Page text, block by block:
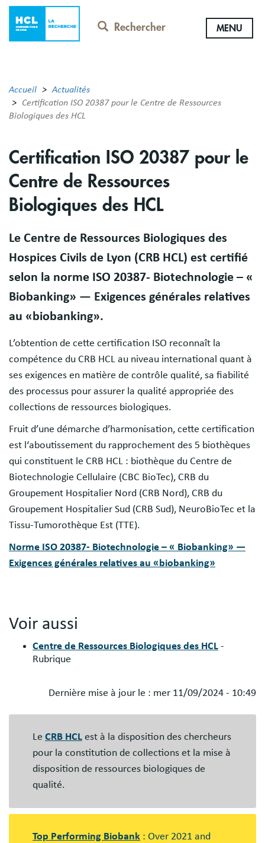
Aller
contenu
Rechercher MENU
Accueil
Actualités
Certification ISO 20387 pour le Centre de Ressources
Biologiques des HCL
Certification ISO 20387 pour le
Centre de Ressources
Biologiques des HCL
Le Centre de Ressources Biologiques des
Hospices Civils de Lyon (CRB HCL) est certifié
selon la norme ISO 20387- Biotechnologie – «
Biobanking» — Exigences générales relatives
au «biobanking».
L’obtention de cette certification ISO reconnaît la
compétence du CRB HCL au niveau international quant à
ses exigences en matière de contrôle qualité, sa fiabilité
des processus pour assurer la qualité appropriée des
collections de ressources biologiques.
Fruit d’une démarche d’harmonisation, cette certification
est l‘aboutissement du rapprochement des 5 biothèques
qui constituent le CRB HCL : biothèque du Centre de
Biotechnologie Cellulaire (CBC BioTec), CRB du
Groupement Hospitalier Nord (CRB Nord), CRB du
Groupement Hospitalier Sud (CRB Sud), NeuroBioTec et la
Tissu-Tumorothèque Est (TTE).
Norme ISO 20387- Biotechnologie – « Biobanking» —
Exigences générales relatives au «biobanking»
Voir aussi
Centre de Ressources Biologiques des HCL -
Rubrique
Dernière mise à jour le : mer 11/09/2024 - 10:49
Le CRB HCL est à la disposition des chercheurs
pour la constitution de collections et la mise à
disposition de ressources biologiques de
qualité.
Top Performing Biobank : Over 2021 and